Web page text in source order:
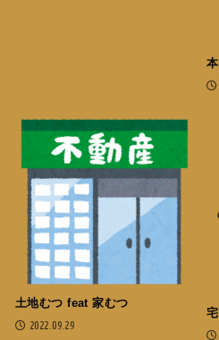
土地むつ feat 家むつ
2022.09.29